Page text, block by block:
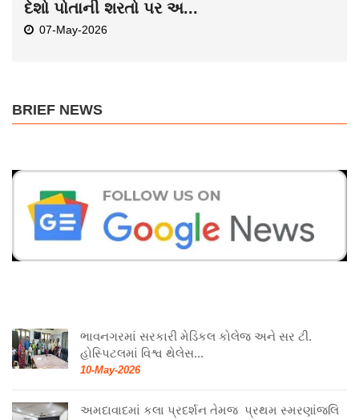
દેશો પોતાની શરતો પર અ...
07-May-2026
BRIEF NEWS
ભાવનગરમાં સરકારી મેડિકલ કોલેજ અને સર ટી.
હોસ્પિટલમાં વિશ્વ થેલેસ...
10-May-2026
અમદાવાદમાં કલા પ્રદર્શન તેમજ પ્રથમ સ્મરણાંજલિ